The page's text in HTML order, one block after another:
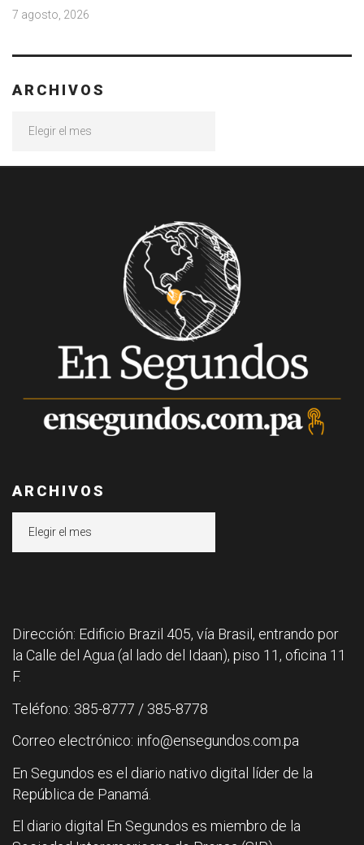
7 agosto, 2026
ARCHIVOS
ARCHIVOS
Dirección: Edificio Brazil 405, vía Brasil, entrando por
la Calle del Agua (al lado del Idaan), piso 11, oficina 11
F.
Teléfono: 385-8777 / 385-8778
Correo electrónico: info@ensegundos.com.pa
En Segundos es el diario nativo digital líder de la
República de Panamá.
El diario digital En Segundos es miembro de la